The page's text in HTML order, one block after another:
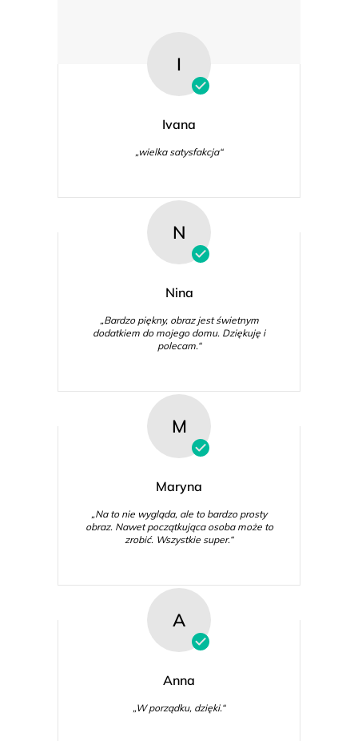
I
Ivana
„wielka satysfakcja“
N
Nina
„Bardzo piękny, obraz jest świetnym
dodatkiem do mojego domu. Dziękuję i
polecam.“
M
Maryna
„Na to nie wygląda, ale to bardzo prosty
obraz. Nawet początkująca osoba może to
zrobić. Wszystkie super.“
A
Anna
„W porządku, dzięki.“